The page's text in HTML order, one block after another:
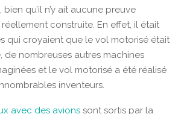
, bien qu’il n’y ait aucune preuve
réellement construite. En effet, il était
qui croyaient que le vol motorisé était
de nombreuses autres machines
et le vol motorisé a été réalisé
inventeurs.
avec des avions sont sortis par la